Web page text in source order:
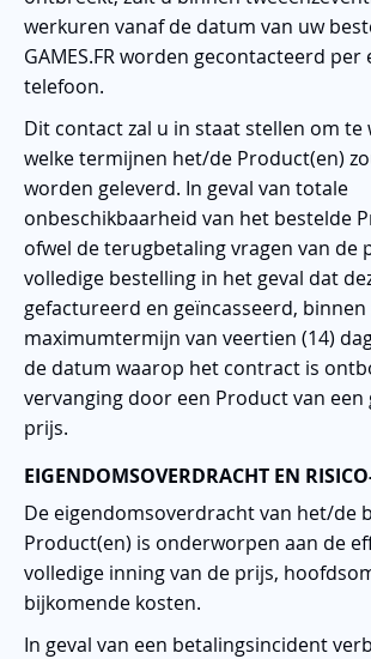
werkuren vanaf de datum van uw
GAMES.FR worden gecontacteerd per
telefoon.
Dit contact zal u in staat stellen om te
welke termijnen het/de Product(en)
worden geleverd. In geval van totale
onbeschikbaarheid van het bestelde
ofwel de terugbetaling vragen van de
volledige bestelling in het geval dat
gefactureerd en geïncasseerd, binnen
maximumtermijn van veertien (14)
de datum waarop het contract is
vervanging door een Product van een
prijs.
EIGENDOMSOVERDRACHT EN
De eigendomsoverdracht van het/de
Product(en) is onderworpen aan de
volledige inning van de prijs,
bijkomende kosten.
In geval van een betalingsincident